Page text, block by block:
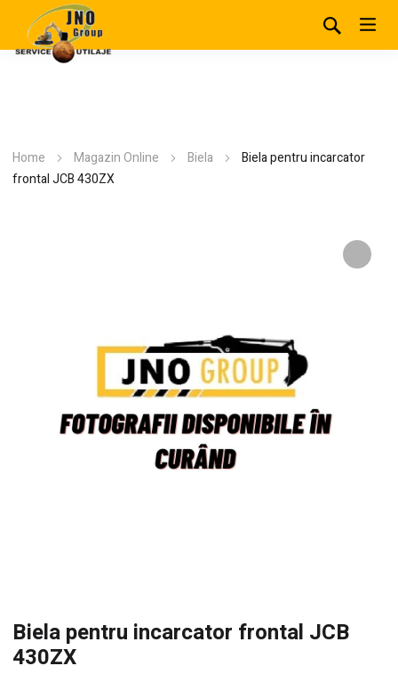
Home Magazin Online Biela
Biela pentru incarcator
frontal JCB 430ZX
Biela pentru incarcator frontal JCB
430ZX